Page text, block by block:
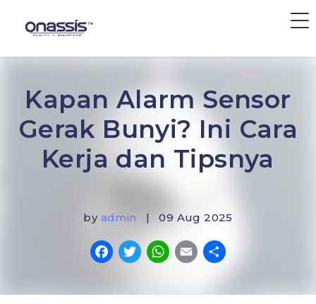
Kapan Alarm Sensor
Gerak Bunyi? Ini Cara
Kerja dan Tipsnya
by admin | 09 Aug 2025
Facebook
Twitter
WhatsApp
Email